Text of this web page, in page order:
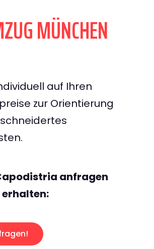
MÜNCHEN
auf Ihren
zur Orientierung
anfragen